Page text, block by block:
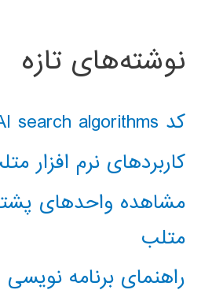
نوشته‌های تازه
کد classical AI search algorithms
کاربردهای نرم افزار
مشاهده واحدهای
متلب
راهنمای برنامه